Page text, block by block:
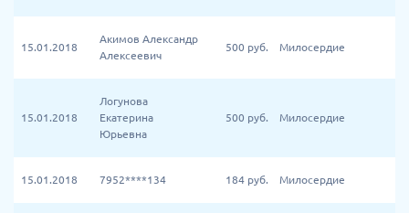
15.01.2018
Акимов Александр
Алексеевич
500 руб. Милосердие
15.01.2018
Логунова
Екатерина
Юрьевна
500 руб. Милосердие
15.01.2018 7952****134 184 руб. Милосердие